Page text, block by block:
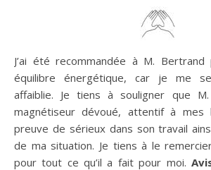
J’ai été recommandée à M.
équilibre énergétique, car je me
affaiblie. Je tiens à souligner que
magnétiseur dévoué, attentif à
preuve de sérieux dans son travail
de ma situation. Je tiens à le
pour tout ce qu’il a fait pour moi.